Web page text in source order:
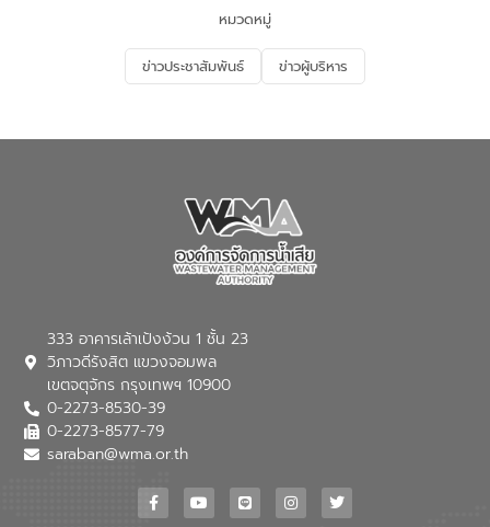
สร้างจิตสำนึกในการอนุรักษ์สิ่งแวดล้อม ใน
หัวข้อ “น้ำเสียชุมชนและการบำบัดน้ำเสีย
เบื้องต้น” โดยให้ความรู้เกี่ยวกับสาเหตุและ
ผลกระทบของน้ำเสีย แนวทางการลดการ
ปิฏการาม อำเภอเมืองกาฬสินธุ์ จังหวัด
หมวดหมู่
ข่าวประชาสัมพันธ์ ข่าวผู้บริหาร
333 อาคารเล้าเป้งง้วน 1 ชั้น 23
วิภาวดีรังสิต แขวงจอมพล
เขตจตุจักร กรุงเทพฯ 10900
0-2273-8530-39
0-2273-8577-79
saraban@wma.or.th